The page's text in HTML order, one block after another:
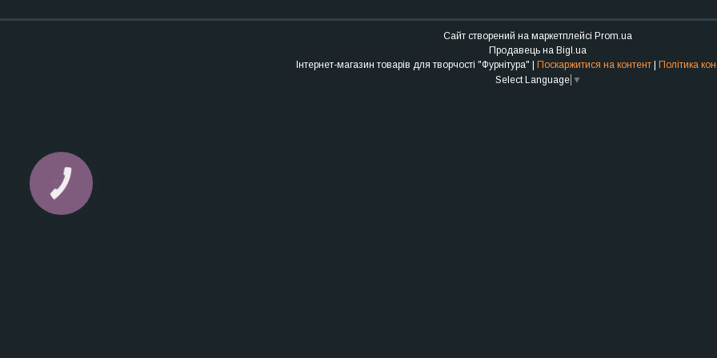
Сайт створений на маркетплейсі Prom.ua
Продавець на Bigl.ua
Інтернет-магазин товарів для творчості "Фурнітура" | Поскаржитися на контент | Політика
Select Language ▼